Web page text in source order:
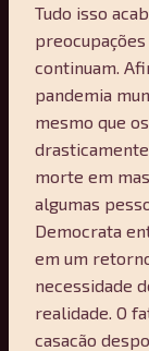
Tudo isso
continuam.
pandemia
mesmo que
morte em
algumas
Democrata
em um
necessidade
realidade. O
casacão